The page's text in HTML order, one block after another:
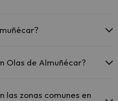
condiciones.
piscina y otras instalaciones.
Olas de Almuñécar?
las zonas comunes en